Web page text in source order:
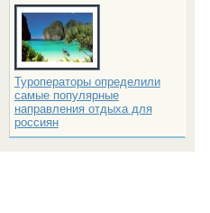
Туроператоры определили
самые популярные
направления отдыха для
россиян